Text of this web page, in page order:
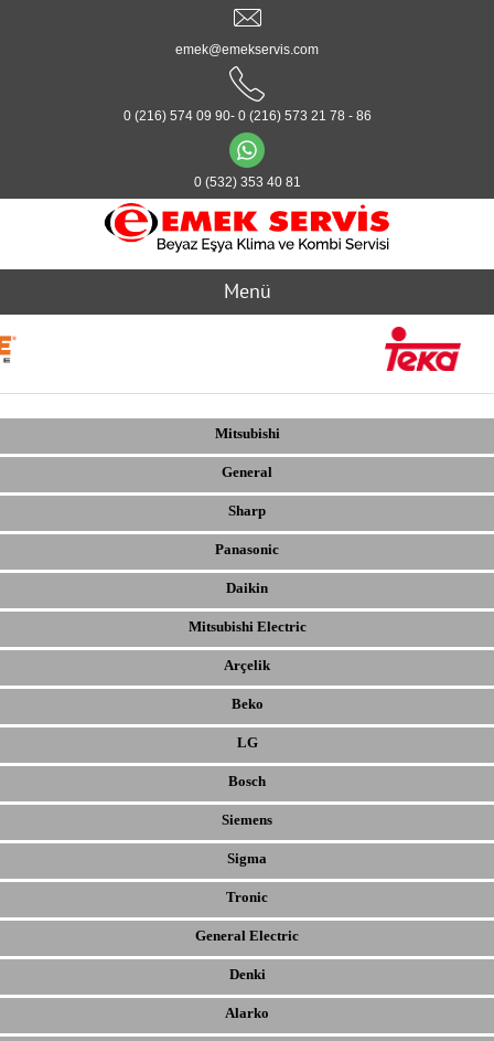
emek@emekservis.com
0 (216) 574 09 90- 0 (216) 573 21 78 - 86
0 (532) 353 40 81
Menü
Mitsubishi
General
Sharp
Panasonic
Daikin
Mitsubishi Electric
Arçelik
Beko
LG
Bosch
Siemens
Sigma
Tronic
General Electric
Denki
Alarko